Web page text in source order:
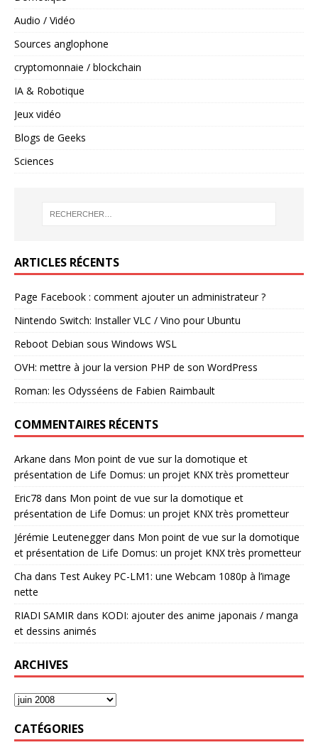
Audio / Vidéo
Sources anglophone
cryptomonnaie / blockchain
IA & Robotique
Jeux vidéo
Blogs de Geeks
Sciences
ARTICLES RÉCENTS
Page Facebook : comment ajouter un administrateur ?
Nintendo Switch: Installer VLC / Vino pour Ubuntu
Reboot Debian sous Windows WSL
OVH: mettre à jour la version PHP de son WordPress
Roman: les Odysséens de Fabien Raimbault
COMMENTAIRES RÉCENTS
Arkane dans Mon point de vue sur la domotique et
présentation de Life Domus: un projet KNX très prometteur
Eric78 dans Mon point de vue sur la domotique et
présentation de Life Domus: un projet KNX très prometteur
Jérémie Leuteneggerdans Mon point de vue sur la domotique
et présentation de Life Domus: un projet KNX très prometteur
Cha dans Test Aukey PC-LM1: une Webcam 1080p à l’image
nette
RIADI SAMIR dans KODI: ajouter des anime japonais / manga
et dessins animés
ARCHIVES
CATÉGORIES